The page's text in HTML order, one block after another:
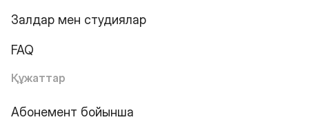
Залдар мен студиялар
FAQ
Құжаттар
Абонемент бойынша